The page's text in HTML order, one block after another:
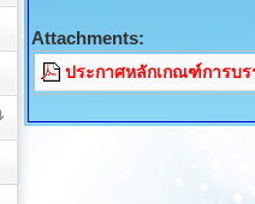
Attachments:
ประกาศหลักเกณฑ์การบ